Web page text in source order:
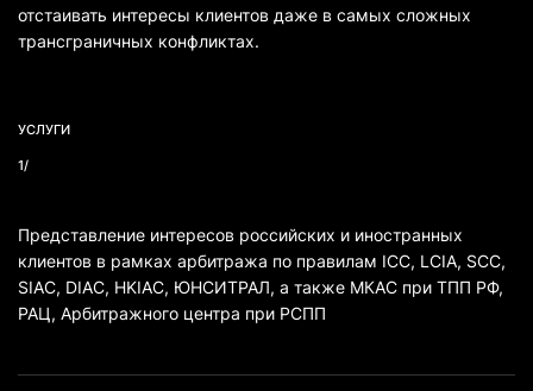
отстаивать интересы клиентов даже в самых сложных
трансграничных конфликтах.
УСЛУГИ
1/
Представление интересов российских и иностранных
клиентов в рамках арбитража по правилам ICC, LCIA, SCC,
SIAC, DIAC, HKIAC, ЮНСИТРАЛ, а также МКАС при ТПП РФ,
РАЦ, Арбитражного центра при РСПП